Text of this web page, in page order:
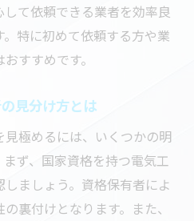
て依頼できる業者を効率良
特に初めて依頼する方や業
すすめです。
見分け方とは
極めるには、いくつかの明
ず、国家資格を持つ電気工
ましょう。資格保有者によ
裏付けとなります。また、